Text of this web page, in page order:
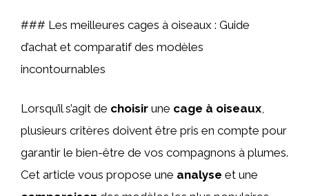
### Les meilleures cages à oiseaux : Guide
d’achat et comparatif des modèles
incontournables
Lorsqu’il s’agit de choisir une cage à oiseaux,
plusieurs critères doivent être pris en compte pour
garantir le bien-être de vos compagnons à plumes.
Cet article vous propose une analyse et une